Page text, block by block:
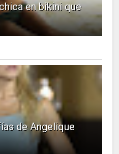
en bikini que
de Angelique